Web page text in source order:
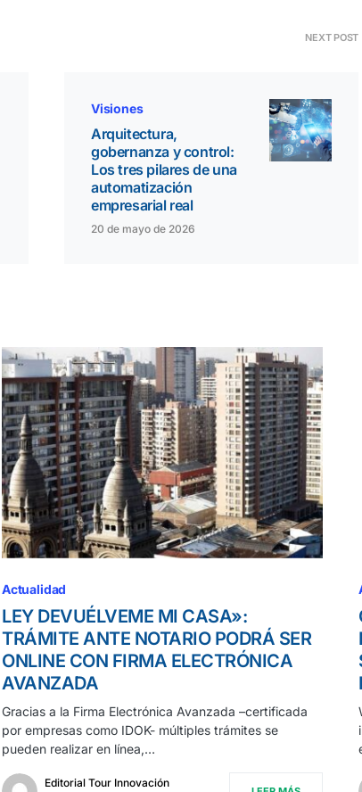
NEXT POST
Visiones
Arquitectura,
gobernanza y control:
Los tres pilares de una
automatización
empresarial real
20 de mayo de 2026
Actualidad
LEY DEVUÉLVEME MI CASA»:
TRÁMITE ANTE NOTARIO PODRÁ SER
ONLINE CON FIRMA ELECTRÓNICA
AVANZADA
Gracias a la Firma Electrónica Avanzada –certificada
por empresas como IDOK- múltiples trámites se
pueden realizar en línea,…
Editorial Tour Innovación